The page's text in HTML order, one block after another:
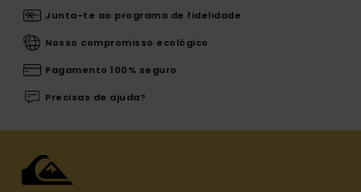
Junta-te ao programa de fidelidade
Nosso compromisso ecológico
Pagamento 100% seguro
Precisas de ajuda?